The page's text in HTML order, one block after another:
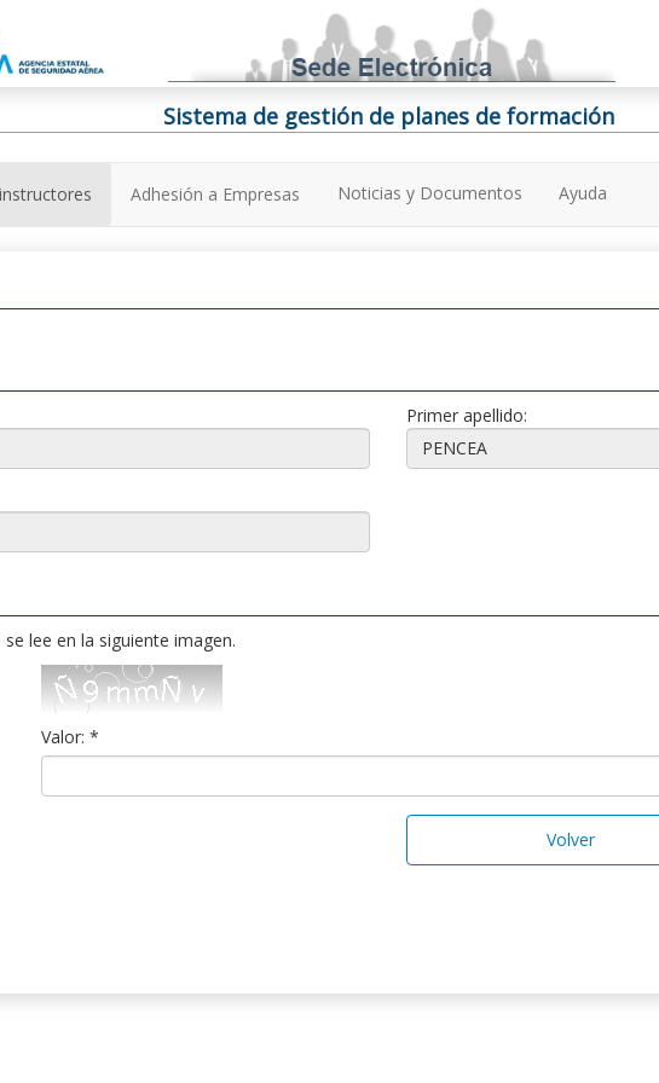
Sistema de gestión de planes de formación
Adhesión a Empresas Noticias y Documentos Ayuda
Primer apellido:
lee en la siguiente imagen.
Valor: *
Volver